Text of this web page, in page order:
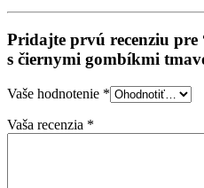
Pridajte prvú recenziu
s čiernymi gombíkmi
Vaše hodnotenie *
Vaša recenzia *